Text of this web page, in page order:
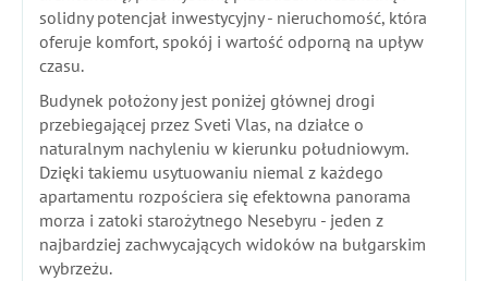
solidny potencjał inwestycyjny - nieruchomość, która
oferuje komfort, spokój i wartość odporną na upływ
czasu.
Budynek położony jest poniżej głównej drogi
przebiegającej przez Sveti Vlas, na działce o
naturalnym nachyleniu w kierunku południowym.
Dzięki takiemu usytuowaniu niemal z każdego
apartamentu rozpościera się efektowna panorama
morza i zatoki starożytnego Nesebyru - jeden z
najbardziej zachwycających widoków na bułgarskim
wybrzeżu.